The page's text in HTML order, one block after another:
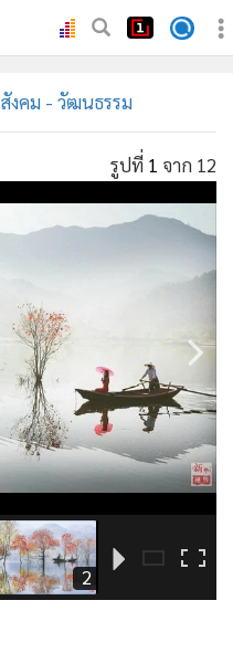
สังคม - วัฒนธรรม
รูปที่ 1 จาก 12
2